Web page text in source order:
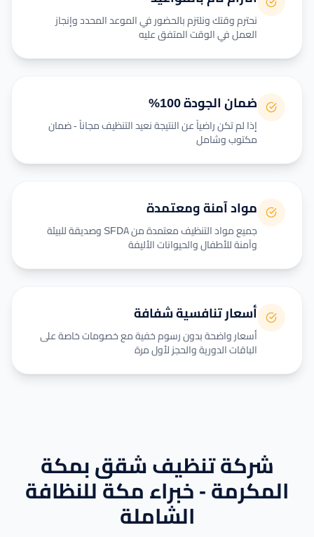
نحترم وقتك ونلتزم بالحضور في الموعد المحدد وإنجاز
العمل في الوقت المتفق عليه
ضمان الجودة 100%
إذا لم تكن راضياً عن النتيجة نعيد التنظيف مجاناً - ضمان
مكتوب وشامل
مواد آمنة ومعتمدة
جميع مواد التنظيف معتمدة من SFDA وصديقة للبيئة
وآمنة للأطفال والحيوانات الأليفة
أسعار تنافسية شفافة
أسعار واضحة بدون رسوم خفية مع خصومات خاصة على
الباقات الدورية والحجز لأول مرة
شركة تنظيف شقق بمكة
المكرمة - خبراء مكة للنظافة
الشاملة